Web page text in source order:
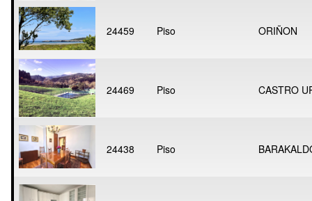
24459 Piso ORIÑON
24469 Piso CASTRO
24438 Piso